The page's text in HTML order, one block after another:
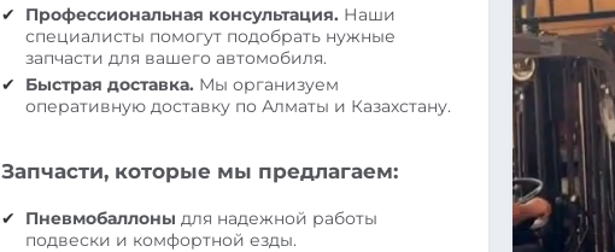
Профессиональная консультация. Наши
специалисты помогут подобрать нужные
запчасти для вашего автомобиля.
Быстрая доставка. Мы организуем
оперативную доставку по Алматы и Казахстану.
Запчасти, которые мы предлагаем:
Пневмобаллоны для надежной работы
подвески и комфортной езды.